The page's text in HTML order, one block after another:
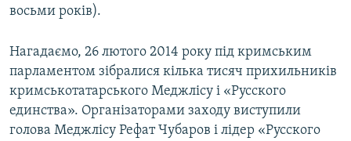
восьми років).
Нагадаємо, 26 лютого 2014 року під кримським
парламентом зібралися кілька тисяч прихильників
кримськотатарського Меджлісу і «Русского
единства». Організаторами заходу виступили
голова Меджлісу Рефат Чубаров і лідер «Русского